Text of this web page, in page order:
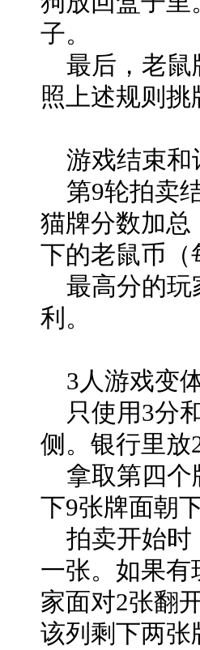
子。
最后，老鼠
照上述规则
游戏结束和
第9轮拍卖
猫牌分数加总
下的老鼠币（
最高分的玩
利。
3人游戏变
只使用3分
侧。银行里放
拿取第四个
下9张牌面朝
拍卖开始时
一张。如果
家面对2张翻
该列剩下两张